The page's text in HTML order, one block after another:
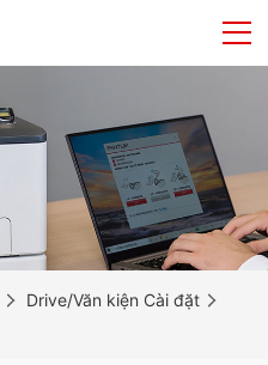
Drive/Văn kiện Cài đặt